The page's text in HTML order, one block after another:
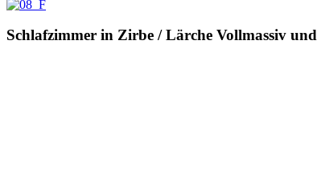
Schlafzimmer in Zirbe / Lärche Vollmassiv